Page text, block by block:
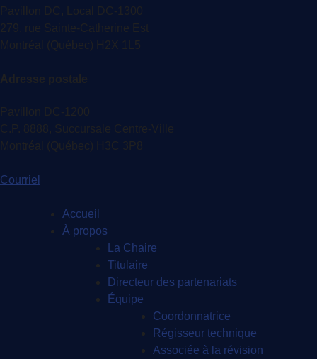
Pavillon DC, Local DC-1300
279, rue Sainte-Catherine Est
Montréal (Québec) H2X 1L5
Adresse postale
Pavillon DC-1200
C.P. 8888, Succursale Centre-Ville
Montréal (Québec) H3C 3P8
Courriel
Accueil
À propos
La Chaire
Titulaire
Directeur des partenariats
Équipe
Coordonnatrice
Régisseur technique
Associée à la révision